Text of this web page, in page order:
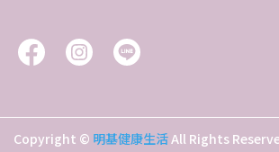
Copyright © 明基健康生活All Rights